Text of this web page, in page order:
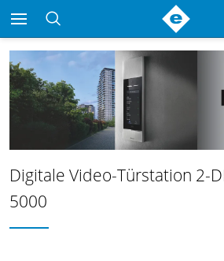
Digitale Video-Türstation 2-
5000